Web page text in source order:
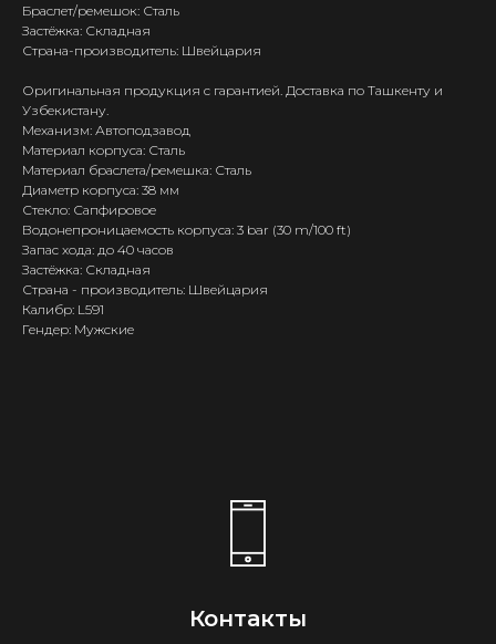
Браслет/ремешок: Сталь
Застёжка: Складная
Страна-производитель: Швейцария
Оригинальная продукция с гарантией. Доставка по Ташкенту и
Узбекистану.
Механизм: Автоподзавод
Материал корпуса: Сталь
Материал браслета/ремешка: Сталь
Диаметр корпуса: 38 мм
Стекло: Сапфировое
Водонепроницаемость корпуса: 3 bar (30 m/100 ft)
Запас хода: до 40 часов
Застёжка: Складная
Страна - производитель: Швейцария
Калибр: L591
Гендер: Мужские
Контакты